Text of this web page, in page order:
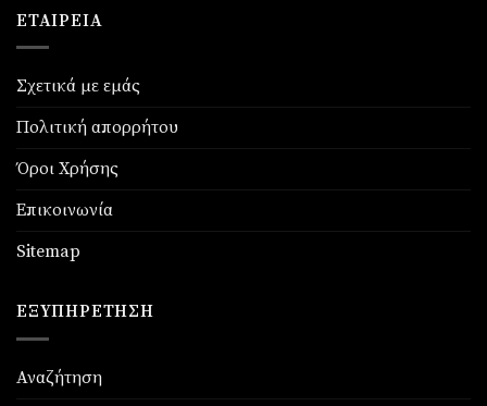
ΕΤΑΙΡΕΊΑ
Σχετικά με εμάς
Πολιτική απορρήτου
Όροι Χρήσης
Επικοινωνία
Sitemap
ΕΞΥΠΗΡΈΤΗΣΗ
Αναζήτηση